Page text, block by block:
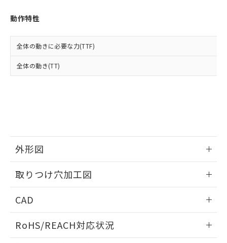
動作特性
全体の動きに必要な力(TTF)
全体の動き(TT)
外形図
取りつけ穴加工図
CAD
ドすることができます。
RoHS/REACH対応状況
また、RoHS指令のフタル酸エステル類４
荷製品に未対応品が混在することから備考
欄に対応日を記載しておりました。